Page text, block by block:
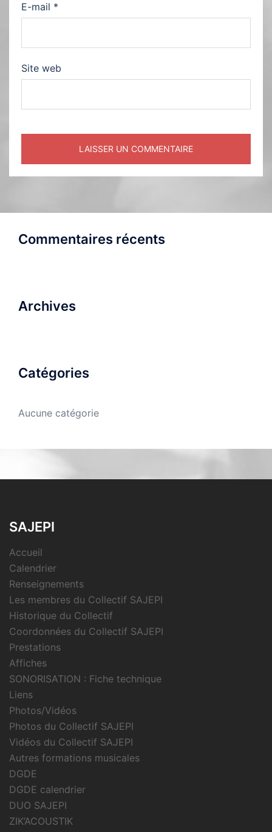
E-mail *
Site web
Commentaires récents
Archives
Catégories
Aucune catégorie
SAJEPI
Accueil
Calendrier
Renseignements
Les membres du Collectif SAJEPI
Historique du Collectif
Coordonnées du Collectif SAJEPI
Prestations
Affiches
SONORISATION : Fiche technique
Liens
Photos/Vidéos
Photos du Collectif SAJEPI
Vidéos du Collectif SAJEPI
Autres formations musicales
DGDE
DGDE calendrier
DUO SAJEPI
ZIK’ACOUSTIK